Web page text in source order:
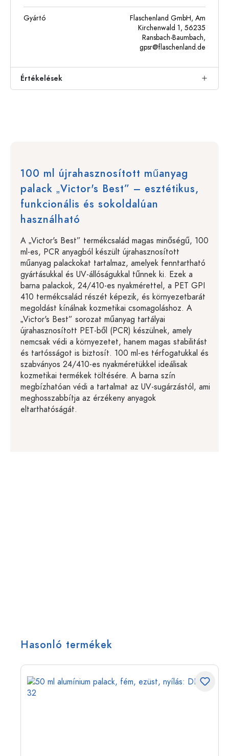
Gyártó
Flaschenland GmbH, Am
Kirchenwald 1, 56235
Ransbach-Baumbach,
gpsr@flaschenland.de
Értékelések
100 ml újrahasznosított műanyag
palack „Victor's Best” – esztétikus,
funkcionális és sokoldalúan
használható
A „Victor's Best” termékcsalád magas minőségű, 100
ml-es, PCR anyagból készült újrahasznosított
műanyag palackokat tartalmaz, amelyek fenntartható
gyártásukkal és UV-állóságukkal tűnnek ki. Ezek a
barna palackok, 24/410-es nyakmérettel, a PET GPI
410 termékcsalád részét képezik, és környezetbarát
megoldást kínálnak kozmetikai csomagoláshoz. A
„Victor's Best” sorozat műanyag tartályai
újrahasznosított PET-ből (PCR) készülnek, amely
nemcsak védi a környezetet, hanem magas stabilitást
és tartósságot is biztosít. 100 ml-es térfogatukkal és
szabványos 24/410-es nyakméretükkel ideálisak
kozmetikai termékek töltésére. A barna szín
megbízhatóan védi a tartalmat az UV-sugárzástól, ami
meghosszabbítja az érzékeny anyagok
eltarthatóságát.
Hasonló termékek